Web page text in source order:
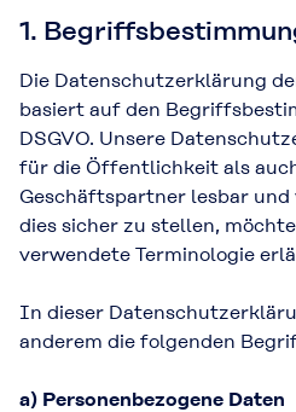
1.
Die Datenschutzerklärung
basiert auf den
DSGVO. Unsere
für die Öffentlichkeit als
Geschäftspartner lesbar und
dies sicher zu stellen,
verwendete Terminologie
In dieser
anderem die folgenden
a) Personenbezogene Daten